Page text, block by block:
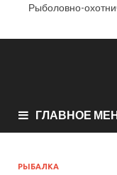
Рыболовно-
ГЛАВНОЕ
РЫБАЛКА